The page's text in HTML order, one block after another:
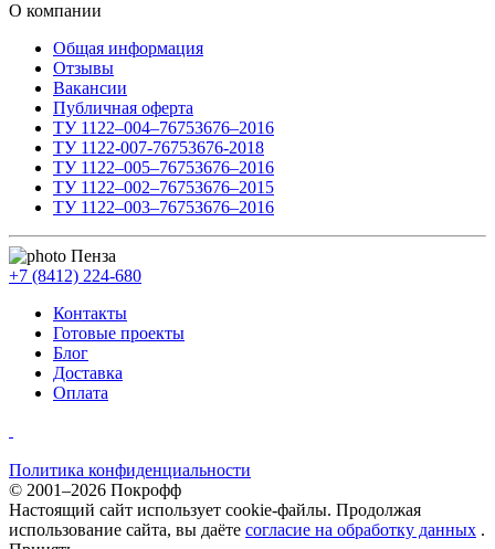
О компании
Общая информация
Отзывы
Вакансии
Публичная оферта
ТУ 1122–004–76753676–2016
ТУ 1122-007-76753676-2018
ТУ 1122–005–76753676–2016
ТУ 1122–002–76753676–2015
ТУ 1122–003–76753676–2016
Пенза
+7 (8412) 224-680
Контакты
Готовые проекты
Блог
Доставка
Оплата
Политика конфиденциальности
© 2001–2026 Покрофф
Настоящий сайт использует cookie-файлы. Продолжая
использование сайта, вы даёте согласие на обработку данных .